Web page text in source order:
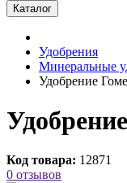
Каталог
Удобрения
Минеральные
Удобрение
Код товара: 12871
0 отзывов